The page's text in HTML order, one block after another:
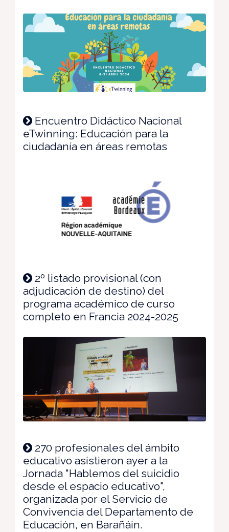
Encuentro Didáctico Nacional
eTwinning: Educación para la
ciudadanía en áreas remotas
2º listado provisional (con
adjudicación de destino) del
programa académico de curso
completo en Francia 2024-2025
270 profesionales del ámbito
educativo asistieron ayer a la
Jornada "Hablemos del suicidio
desde el espacio educativo",
organizada por el Servicio de
Convivencia del Departamento de
Educación, en Barañáin.